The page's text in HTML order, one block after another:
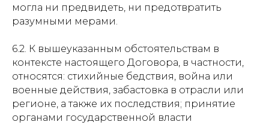
могла ни предвидеть, ни предотвратить
разумными мерами.
6.2. К вышеуказанным обстоятельствам в
контексте настоящего Договора, в частности,
относятся: стихийные бедствия, война или
военные действия, забастовка в отрасли или
регионе, а также их последствия; принятие
органами государственной власти